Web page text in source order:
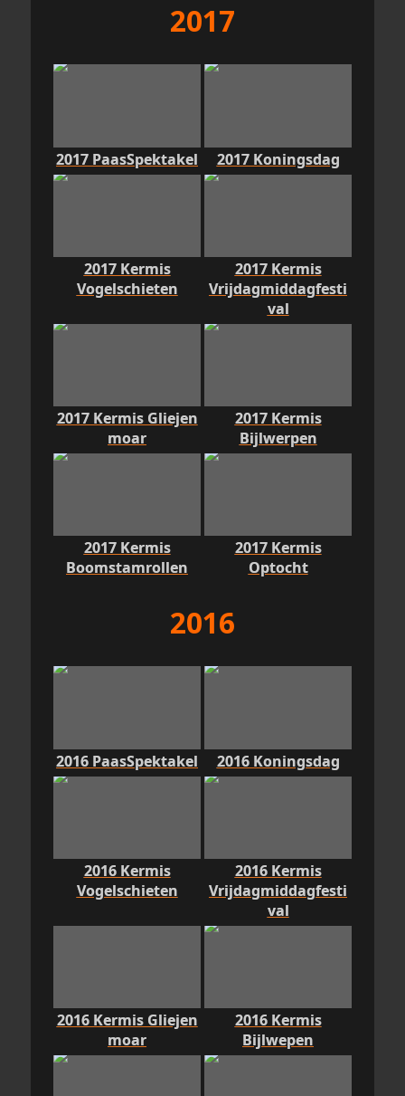
2017
2017 PaasSpektakel 2017 Koningsdag
2017 Kermis
Vogelschieten
2017 Kermis
Vrijdagmiddagfesti
val
2017 Kermis Gliejen
moar
2017 Kermis
Bijlwerpen
2017 Kermis
Boomstamrollen
2017 Kermis
Optocht
2016
2016 PaasSpektakel 2016 Koningsdag
2016 Kermis
Vogelschieten
2016 Kermis
Vrijdagmiddagfesti
val
2016 Kermis Gliejen
moar
2016 Kermis
Bijlwepen